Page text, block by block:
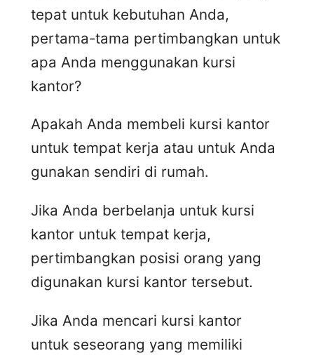
tepat untuk kebutuhan Anda,
pertama-tama pertimbangkan untuk
apa Anda menggunakan kursi
kantor?
Apakah Anda membeli kursi kantor
untuk tempat kerja atau untuk Anda
gunakan sendiri di rumah.
Jika Anda berbelanja untuk kursi
kantor untuk tempat kerja,
pertimbangkan posisi orang yang
digunakan kursi kantor tersebut.
Jika Anda mencari kursi kantor
untuk seseorang yang memiliki